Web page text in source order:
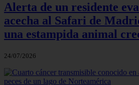
Alerta de un residente
acecha al Safari de
una estampida animal
24/07/2026